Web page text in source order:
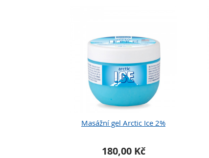
Masážní gel Arctic Ice 2%
180,00 Kč